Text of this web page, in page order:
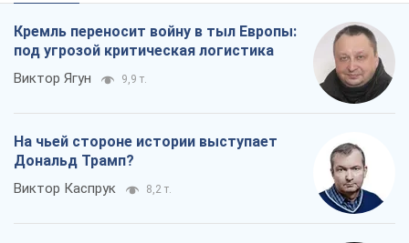
Кремль переносит войну в тыл Европы:
под угрозой критическая логистика
Виктор Ягун 9,9 т.
На чьей стороне истории выступает
Дональд Трамп?
Виктор Каспрук 8,2 т.